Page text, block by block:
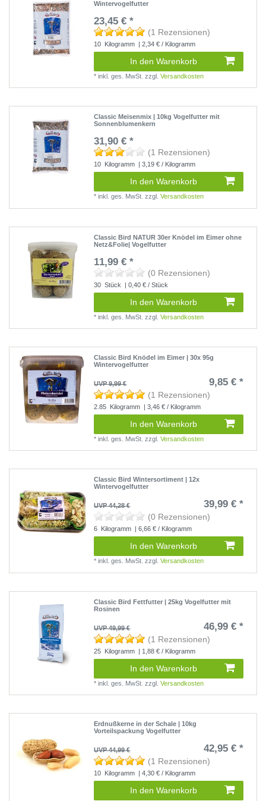
Wintervogelfutter
23,45 € *
(1 Rezensionen)
10 Kilogramm | 2,34 € / Kilogramm
In den Warenkorb
*inkl. ges. MwSt. zzgl.Versandkosten
Classic Meisenmix | 10kg Vogelfutter mit
Sonnenblumenkern
31,90 € *
(1 Rezensionen)
10 Kilogramm | 3,19 € / Kilogramm
In den Warenkorb
*inkl. ges. MwSt. zzgl.Versandkosten
Classic Bird NATUR 30er Knödel im Eimer ohne
Netz&Folie| Vogelfutter
11,99 € *
(0 Rezensionen)
30 Stück | 0,40 € / Stück
In den Warenkorb
*inkl. ges. MwSt. zzgl.Versandkosten
Classic Bird Knödel im Eimer | 30x 95g
Wintervogelfutter
UVP 9,99 € 9,85 € *
(1 Rezensionen)
2.85 Kilogramm | 3,46 € / Kilogramm
In den Warenkorb
*inkl. ges. MwSt. zzgl.Versandkosten
Classic Bird Wintersortiment | 12x
Wintervogelfutter
UVP 44,28 € 39,99 € *
(0 Rezensionen)
6 Kilogramm | 6,66 € / Kilogramm
In den Warenkorb
*inkl. ges. MwSt. zzgl.Versandkosten
Classic Bird Fettfutter | 25kg Vogelfutter mit
Rosinen
UVP 49,99 € 46,99 € *
(1 Rezensionen)
25 Kilogramm | 1,88 € / Kilogramm
In den Warenkorb
*inkl. ges. MwSt. zzgl.Versandkosten
Erdnußkerne in der Schale | 10kg
Vorteilspackung Vogelfutter
UVP 44,99 € 42,95 € *
(1 Rezensionen)
10 Kilogramm | 4,30 € / Kilogramm
In den Warenkorb